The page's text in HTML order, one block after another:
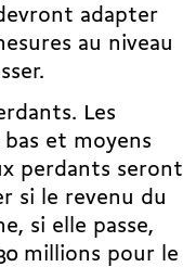
adapter
au niveau
Les
et moyens
perdants seront
si le revenu du
si elle passe,
millions pour le